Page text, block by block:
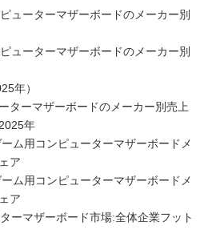
ューターマザーボードのメーカー別
ューターマザーボードのメーカー別
年）
ターマザーボードのメーカー別売上
年
ム用コンピューターマザーボードメ
ア
ム用コンピューターマザーボードメ
ア
ーマザーボード市場:全体企業フット